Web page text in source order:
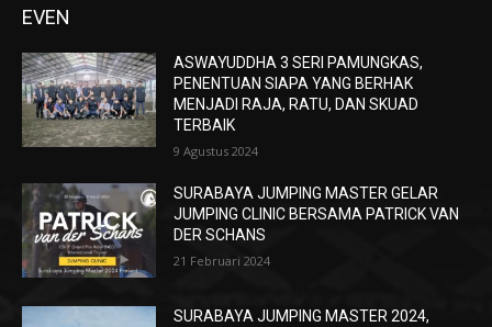
EVEN
ASWAYUDDHA 3 SERI PAMUNGKAS,
PENENTUAN SIAPA YANG BERHAK
MENJADI RAJA, RATU, DAN SKUAD
TERBAIK
9 Agustus 2024
SURABAYA JUMPING MASTER GELAR
JUMPING CLINIC BERSAMA PATRICK VAN
DER SCHANS
21 Februari 2024
SURABAYA JUMPING MASTER 2024,